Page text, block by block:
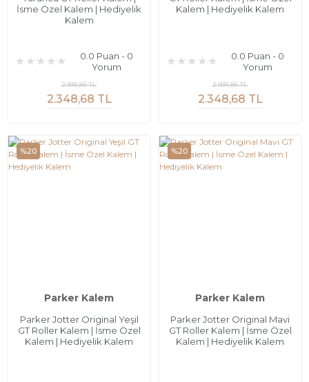
İsme Özel Kalem | Hediyelik
Kalem
0.0 Puan - 0
Yorum
2.348,68 TL
2.935,85 TL
Kalem | Hediyelik Kalem
0.0 Puan - 0
Yorum
2.348,68 TL
2.935,85 TL
%20
Parker Kalem
Parker Jotter Original Yeşil
GT Roller Kalem | İsme Özel
Kalem | Hediyelik Kalem
%20
Parker Kalem
Parker Jotter Original Mavi
GT Roller Kalem | İsme Özel
Kalem | Hediyelik Kalem